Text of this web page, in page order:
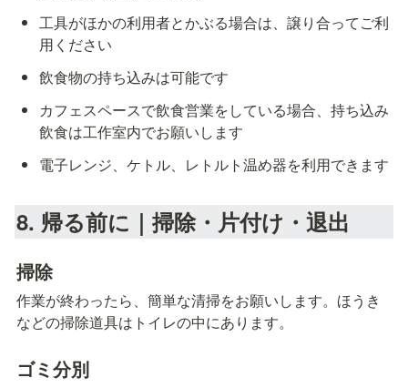
工具がほかの利用者とかぶる場合は、譲り合ってご利
用ください
飲食物の持ち込みは可能です
カフェスペースで飲食営業をしている場合、持ち込み
飲食は工作室内でお願いします
電子レンジ、ケトル、レトルト温め器を利用できます
8. 帰る前に｜掃除・片付け・退出
掃除
作業が終わったら、簡単な清掃をお願いします。ほうき
などの掃除道具はトイレの中にあります。
ゴミ分別